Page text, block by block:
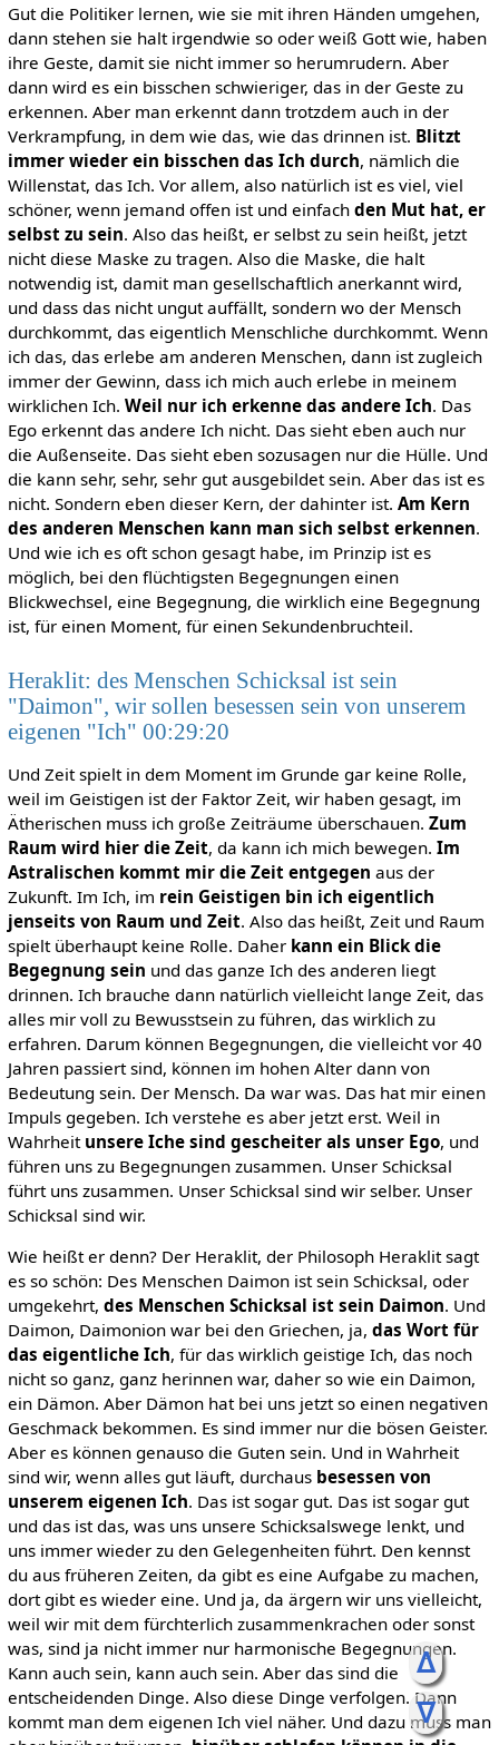
ᐃ
ᐁ
Gut die Politiker lernen, wie sie mit ihren Händen umgehen,
dann stehen sie halt irgendwie so oder weiß Gott wie, haben
ihre Geste, damit sie nicht immer so herumrudern. Aber
dann wird es ein bisschen schwieriger, das in der Geste zu
erkennen. Aber man erkennt dann trotzdem auch in der
Verkrampfung, in dem wie das, wie das drinnen ist. Blitzt
immer wieder ein bisschen das Ich durch, nämlich die
Willenstat, das Ich. Vor allem, also natürlich ist es viel, viel
schöner, wenn jemand offen ist und einfach den Mut hat, er
selbst zu sein. Also das heißt, er selbst zu sein heißt, jetzt
nicht diese Maske zu tragen. Also die Maske, die halt
notwendig ist, damit man gesellschaftlich anerkannt wird,
und dass das nicht ungut auffällt, sondern wo der Mensch
durchkommt, das eigentlich Menschliche durchkommt. Wenn
ich das, das erlebe am anderen Menschen, dann ist zugleich
immer der Gewinn, dass ich mich auch erlebe in meinem
wirklichen Ich. Weil nur ich erkenne das andere Ich. Das
Ego erkennt das andere Ich nicht. Das sieht eben auch nur
die Außenseite. Das sieht eben sozusagen nur die Hülle. Und
die kann sehr, sehr, sehr gut ausgebildet sein. Aber das ist es
nicht. Sondern eben dieser Kern, der dahinter ist. Am Kern
des anderen Menschen kann man sich selbst erkennen.
Und wie ich es oft schon gesagt habe, im Prinzip ist es
möglich, bei den flüchtigsten Begegnungen einen
Blickwechsel, eine Begegnung, die wirklich eine Begegnung
ist, für einen Moment, für einen Sekundenbruchteil.
Heraklit: des Menschen Schicksal ist sein
"Daimon", wir sollen besessen sein von unserem
eigenen "Ich" 00:29:20
Und Zeit spielt in dem Moment im Grunde gar keine Rolle,
weil im Geistigen ist der Faktor Zeit, wir haben gesagt, im
Ätherischen muss ich große Zeiträume überschauen. Zum
Raum wird hier die Zeit, da kann ich mich bewegen. Im
Astralischen kommt mir die Zeit entgegen aus der
Zukunft. Im Ich, im rein Geistigen bin ich eigentlich
jenseits von Raum und Zeit. Also das heißt, Zeit und Raum
spielt überhaupt keine Rolle. Daher kann ein Blick die
Begegnung sein und das ganze Ich des anderen liegt
drinnen. Ich brauche dann natürlich vielleicht lange Zeit, das
alles mir voll zu Bewusstsein zu führen, das wirklich zu
erfahren. Darum können Begegnungen, die vielleicht vor 40
Jahren passiert sind, können im hohen Alter dann von
Bedeutung sein. Der Mensch. Da war was. Das hat mir einen
Impuls gegeben. Ich verstehe es aber jetzt erst. Weil in
Wahrheit unsere Iche sind gescheiter als unser Ego, und
führen uns zu Begegnungen zusammen. Unser Schicksal
führt uns zusammen. Unser Schicksal sind wir selber. Unser
Schicksal sind wir.
Wie heißt er denn? Der Heraklit, der Philosoph Heraklit sagt
es so schön: Des Menschen Daimon ist sein Schicksal, oder
umgekehrt, des Menschen Schicksal ist sein Daimon. Und
Daimon, Daimonion war bei den Griechen, ja, das Wort für
das eigentliche Ich, für das wirklich geistige Ich, das noch
nicht so ganz, ganz herinnen war, daher so wie ein Daimon,
ein Dämon. Aber Dämon hat bei uns jetzt so einen negativen
Geschmack bekommen. Es sind immer nur die bösen Geister.
Aber es können genauso die Guten sein. Und in Wahrheit
sind wir, wenn alles gut läuft, durchaus besessen von
unserem eigenen Ich. Das ist sogar gut. Das ist sogar gut
und das ist das, was uns unsere Schicksalswege lenkt, und
uns immer wieder zu den Gelegenheiten führt. Den kennst
du aus früheren Zeiten, da gibt es eine Aufgabe zu machen,
dort gibt es wieder eine. Und ja, da ärgern wir uns vielleicht,
weil wir mit dem fürchterlich zusammenkrachen oder sonst
was, sind ja nicht immer nur harmonische Begegnungen.
Kann auch sein, kann auch sein. Aber das sind die
entscheidenden Dinge. Also diese Dinge verfolgen. Dann
kommt man dem eigenen Ich viel näher. Und dazu muss man